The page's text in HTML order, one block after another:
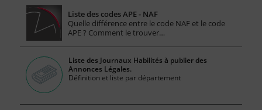
Liste des codes APE - NAF
Quelle différence entre le code NAF et le code
APE ? Comment le trouver…
Liste des Journaux Habilités à publier des
Annonces Légales.
Définition et liste par département